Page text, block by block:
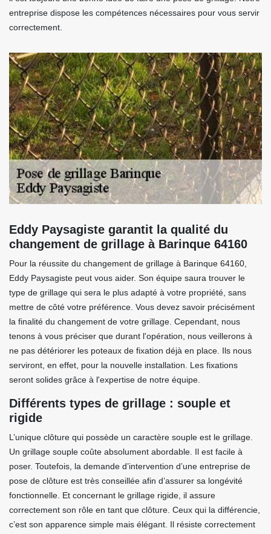
entreprise dispose les compétences nécessaires pour vous servir
correctement.
Eddy Paysagiste garantit la qualité du
changement de grillage à Barinque 64160
Pour la réussite du changement de grillage à Barinque 64160,
Eddy Paysagiste peut vous aider. Son équipe saura trouver le
type de grillage qui sera le plus adapté à votre propriété, sans
mettre de côté votre préférence. Vous devez savoir précisément
la finalité du changement de votre grillage. Cependant, nous
tenons à vous préciser que durant l'opération, nous veillerons à
ne pas détériorer les poteaux de fixation déjà en place. Ils nous
serviront, en effet, pour la nouvelle installation. Les fixations
seront solides grâce à l'expertise de notre équipe.
Différents types de grillage : souple et
rigide
L’unique clôture qui possède un caractère souple est le grillage.
Un grillage souple coûte absolument abordable. Il est facile à
poser. Toutefois, la demande d’intervention d’une entreprise de
pose de clôture est très conseillée afin d’assurer sa longévité
fonctionnelle. Et concernant le grillage rigide, il assure
correctement son rôle en tant que clôture. Ceux qui la différencie,
c’est son apparence simple mais élégant. Il résiste correctement